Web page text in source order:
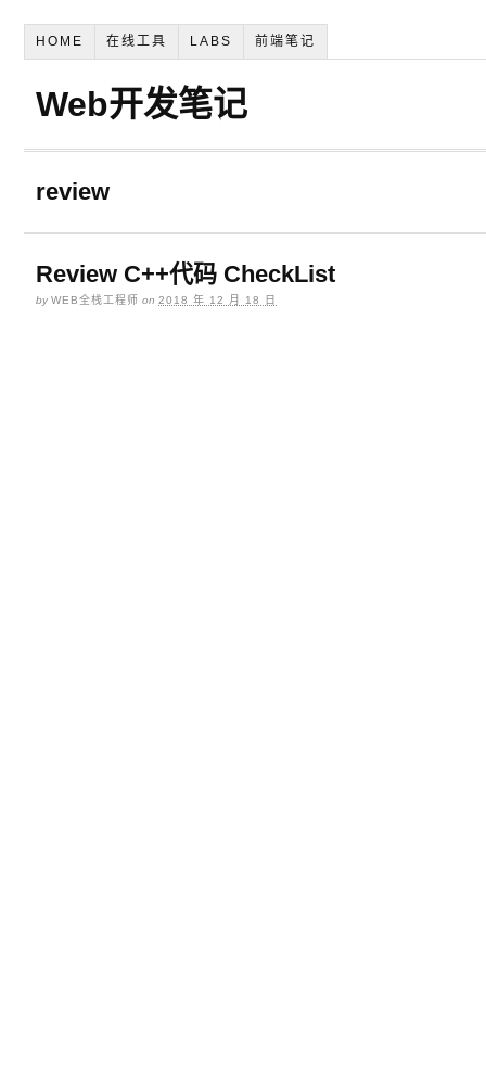
HOME 在线工具 LABS 前端笔记
Web开发笔记
review
Review C++代码 CheckList
byWEB全栈工程师 on 2018 年 12 月 18 日